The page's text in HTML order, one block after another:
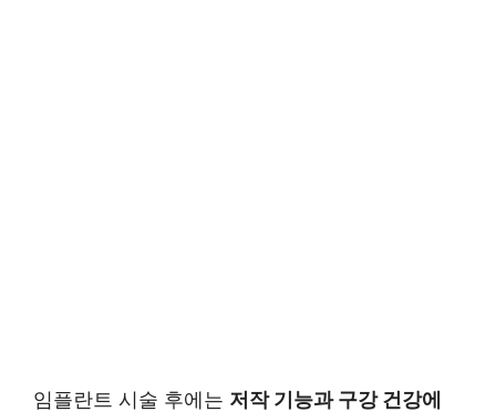
임플란트 시술 후에는 저작 기능과 구강 건강에